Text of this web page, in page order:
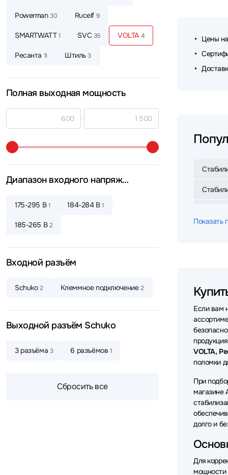
Powerman30 Rucelf 9
SMARTWATT1 SVC 35 VOLTA 4
Ресанта 11 Штиль3
Полная выходная мощность
Диапазон входного напряжения
175-295 В1 184-284 В1
185-265 В2
Входной разъём
Schuko2 Клеммное подключение2
Выходной разъём Schuko
3 разъёма 3 6 разъёмов 1
Сбросить все
Цены
Показать
Если вам
VOLTA,
поломки
При
магазине
долго и
Для
мощности